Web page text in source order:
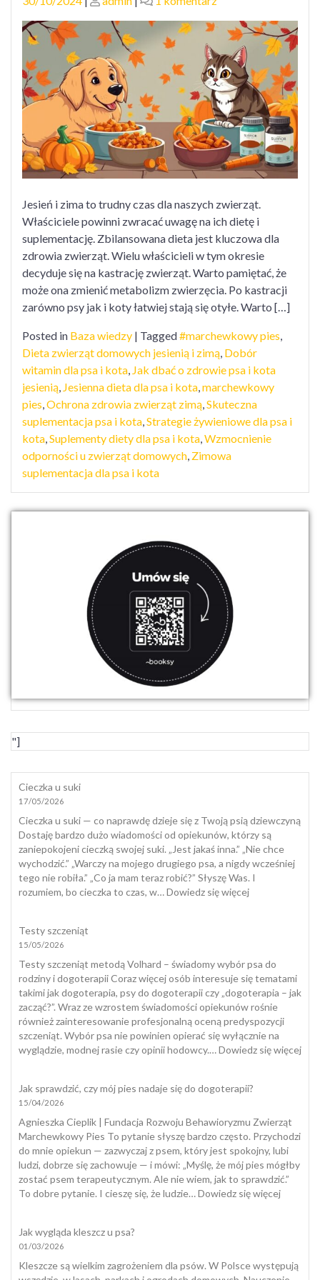
suplementacja
psa
i
kota
jesienią
i
zimą
Jesień i zima to trudny czas dla naszych zwierząt.
Właściciele powinni zwracać uwagę na ich dietę i
suplementację. Zbilansowana dieta jest kluczowa dla
zdrowia zwierząt. Wielu właścicieli w tym okresie
decyduje się na kastrację zwierząt. Warto pamiętać, że
może ona zmienić metabolizm zwierzęcia. Po kastracji
zarówno psy jak i koty łatwiej stają się otyłe. Warto […]
Posted in Baza wiedzy | Tagged#marchewkowy pies
Dieta zwierząt domowych jesienią i zimą Dobór
witamin dla psa i kota Jak dbać o zdrowie psa i kota
jesienią Jesienna dieta dla psa i kota marchewkowy
pies Ochrona zdrowia zwierząt zimą Skuteczna
suplementacja psa i kota Strategie żywieniowe dla psa i
kota Suplementy diety dla psa i kota Wzmocnienie
odporności u zwierząt domowych Zimowa
suplementacja dla psa i kota
"]
Cieczka u suki
17/05/2026
Cieczka u suki — co naprawdę dzieje się z Twoją psią dziewczyną
Dostaję bardzo dużo wiadomości od opiekunów, którzy są
zaniepokojeni cieczką swojej suki. „Jest jakaś inna.” „Nie chce
wychodzić.” „Warczy na mojego drugiego psa, a nigdy wcześniej
tego nie robiła.” „Co ja mam teraz robić?” Słyszę Was. I
rozumiem, bo cieczka to czas, w…Dowiedz się więcej:
Testy szczeniąt
15/05/2026
Testy szczeniąt metodą Volhard – świadomy wybór psa do
rodziny i dogoterapii Coraz więcej osób interesuje się tematami
takimi jak dogoterapia, psy do dogoterapii czy „dogoterapia – jak
zacząć?”. Wraz ze wzrostem świadomości opiekunów rośnie
również zainteresowanie profesjonalną oceną predyspozycji
szczeniąt. Wybór psa nie powinien opierać się wyłącznie na
wyglądzie, modnej rasie czy opinii hodowcy.…Dowiedz się więcej:
Jak sprawdzić, czy mój pies nadaje się do dogoterapii?
15/04/2026
Agnieszka Cieplik | Fundacja Rozwoju Behawioryzmu Zwierząt
Marchewkowy Pies To pytanie słyszę bardzo często. Przychodzi
do mnie opiekun — zazwyczaj z psem, który jest spokojny, lubi
ludzi, dobrze się zachowuje — i mówi: „Myślę, że mój pies mógłby
zostać psem terapeutycznym. Ale nie wiem, jak to sprawdzić.”
To dobre pytanie. I cieszę się, że ludzie…Dowiedz się więcej:
pies
Jak wygląda kleszcz u psa?
01/03/2026
Kleszcze są wielkim zagrożeniem dla psów. W Polsce występują